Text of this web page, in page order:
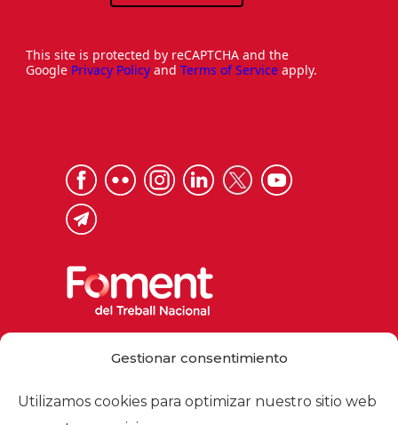
Gestionar consentimiento
Utilizamos cookies para optimizar nuestro sitio web
This site is protected by reCAPTCHA and the
Google Privacy Policy and Terms of Service apply.
foment@foment.com